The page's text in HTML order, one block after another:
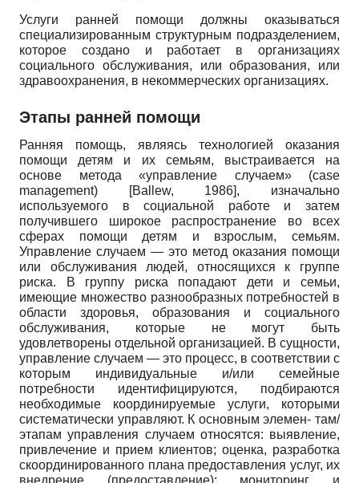
Услуги ранней помощи должны оказываться
специализированным структурным подразделением,
которое создано и работает в организациях
социального обслуживания, или образования, или
здравоохранения, в некоммерческих организациях.
Этапы ранней помощи
Ранняя помощь, являясь технологией оказания
помощи детям и их семьям, выстраивается на
основе метода «управление случаем» (case
management)
[Ballew, 1986], изначально
используемого в социальной работе и затем
получившего широкое распространение во всех
сферах помощи детям и взрослым, семьям.
Управление случаем — это метод оказания помощи
или обслуживания людей, относящихся к группе
риска. В группу риска попадают дети и семьи,
имеющие множество разнообразных потребностей в
области здоровья, образования и социального
обслуживания, которые не могут быть
удовлетворены отдельной организацией. В сущности,
управление случаем — это процесс, в соответствии с
которым индивидуальные и/или семейные
потребности идентифицируются, подбираются
необходимые координируемые услуги, которыми
систематически управляют. К основным элемен- там/
этапам управления случаем относятся: выявление,
привлечение и прием клиентов; оценка, разработка
скоординированного плана предоставления услуг, их